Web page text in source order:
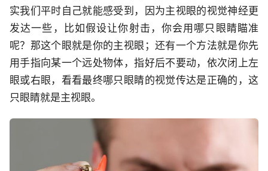
实我们平时自己就能感受到，因为主视眼的视觉神经更
发达一些，比如假设让你射击，你会用哪只眼睛瞄准
呢？那这个眼就是你的主视眼；还有一个方法就是你先
用手指向某一个远处物体，指好后不要动，依次闭上左
眼或右眼，看看最终哪只眼睛的视觉传达是正确的，这
只眼睛就是主视眼。